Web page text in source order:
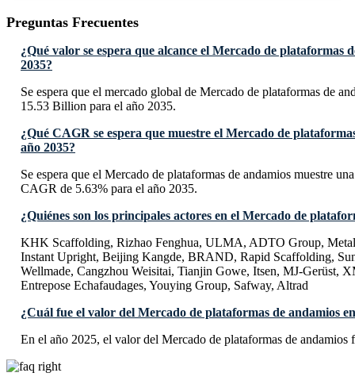
Preguntas Frecuentes
¿Qué valor se espera que alcance el Mercado de plataformas
2035?
Se espera que el mercado global de Mercado de plataformas de
15.53 Billion para el año 2035.
¿Qué CAGR se espera que muestre el Mercado de
año 2035?
Se espera que el Mercado de plataformas de andamios muestre
CAGR de 5.63% para el año 2035.
¿Quiénes son los principales actores en el Mercado de
KHK Scaffolding, Rizhao Fenghua, ULMA, ADTO Group,
Instant Upright, Beijing Kangde, BRAND, Rapid Scaffolding,
Wellmade, Cangzhou Weisitai, Tianjin Gowe, Itsen, MJ-Gerüst,
Entrepose Echafaudages, Youying Group, Safway, Altrad
¿Cuál fue el valor del Mercado de plataformas de andamios
En el año 2025, el valor del Mercado de plataformas de